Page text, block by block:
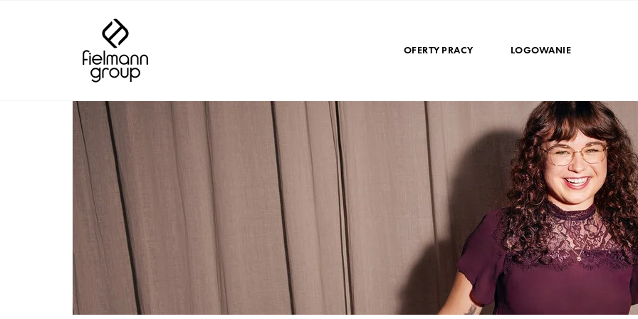
OFERTY PRACY LOGOWANIE